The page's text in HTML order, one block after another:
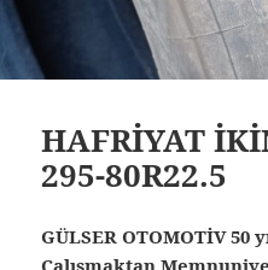
HAFRİYAT
295-80R22.5
GÜLSER OTOMOTİV
Çalışmaktan